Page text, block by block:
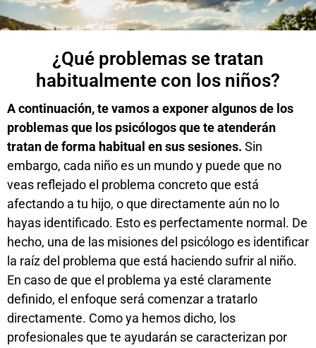
¿Qué problemas se tratan
habitualmente con los niños?
A continuación, te vamos a exponer algunos de los
problemas que los psicólogos que te atenderán
tratan de forma habitual en sus sesiones. Sin
embargo, cada niño es un mundo y puede que no
veas reflejado el problema concreto que está
afectando a tu hijo, o que directamente aún no lo
hayas identificado. Esto es perfectamente normal. De
hecho, una de las misiones del psicólogo es identificar
la raíz del problema que está haciendo sufrir al niño.
En caso de que el problema ya esté claramente
definido, el enfoque será comenzar a tratarlo
directamente. Como ya hemos dicho, los
profesionales que te ayudarán se caracterizan por